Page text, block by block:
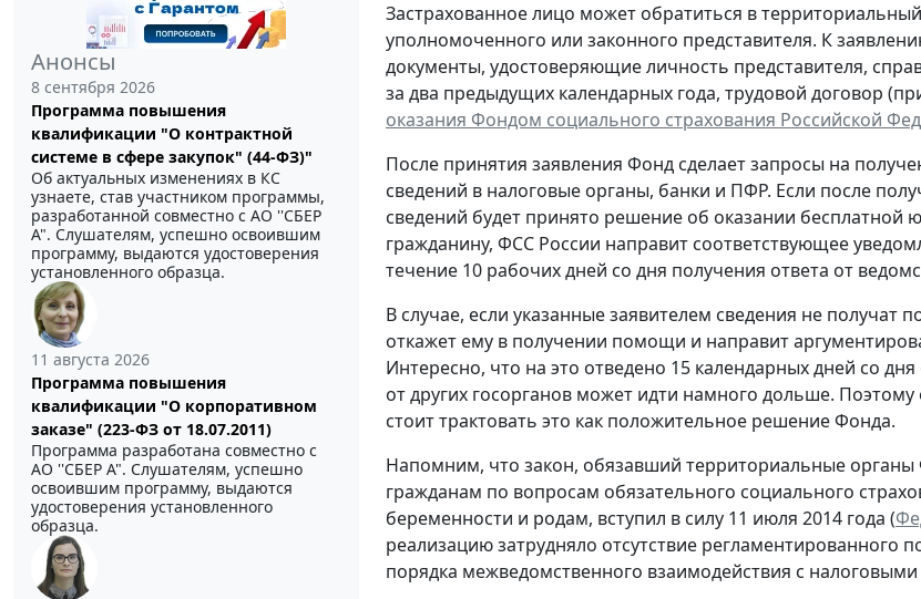
Анонсы
8 сентября 2026
Программа повышения
квалификации "О контрактной
системе в сфере закупок" (44-ФЗ)"
Об актуальных изменениях в КС
узнаете, став участником программы,
разработанной совместно с АО ''СБЕР
А". Слушателям, успешно освоившим
программу, выдаются удостоверения
установленного образца.
11 августа 2026
Программа повышения
квалификации "О корпоративном
заказе" (223-ФЗ от 18.07.2011)
Программа разработана совместно с
АО ''СБЕР А". Слушателям, успешно
освоившим программу, выдаются
удостоверения установленного
образца.
Застрахованное лицо может обратиться в
уполномоченного или законного представителя. К
документы, удостоверяющие личность представителя,
за два предыдущих календарных года, трудовой договор
оказания Фондом социального страхования Российской
После принятия заявления Фонд сделает запросы на
сведений в налоговые органы, банки и ПФР. Если после
сведений будет принято решение об оказании
гражданину, ФСС России направит соответствующее
течение 10 рабочих дней со дня получения ответа от
В случае, если указанные заявителем сведения не получат
откажет ему в получении помощи и направит
Интересно, что на это отведено 15 календарных дней со
от других госорганов может идти намного дольше.
стоит трактовать это как положительное решение Фонда.
Напомним, что закон, обязавший территориальные
гражданам по вопросам обязательного социального
беременности и родам, вступил в силу 11 июля 2014 года (
реализацию затрудняло отсутствие регламентированного
порядка межведомственного взаимодействия с